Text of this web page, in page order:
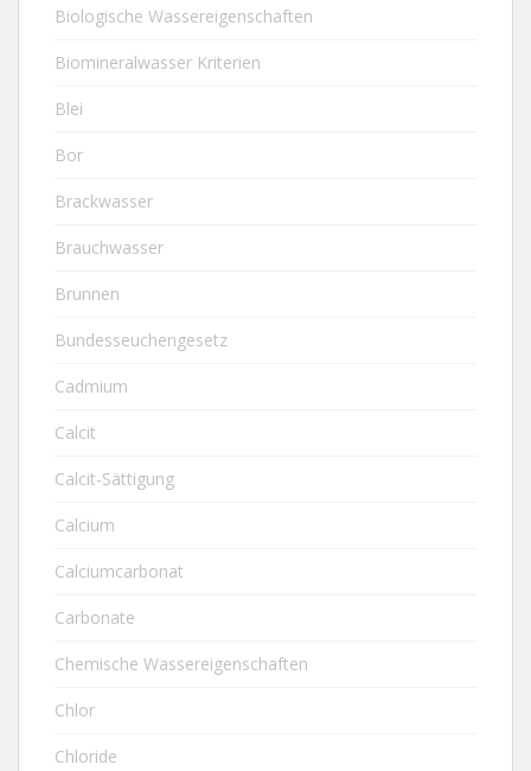
Biologische Wassereigenschaften
Biomineralwasser Kriterien
Blei
Bor
Brackwasser
Brauchwasser
Brunnen
Bundesseuchengesetz
Cadmium
Calcit
Calcit-Sättigung
Calcium
Calciumcarbonat
Carbonate
Chemische Wassereigenschaften
Chlor
Chloride